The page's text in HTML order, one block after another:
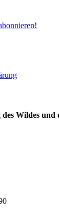
Wildes und